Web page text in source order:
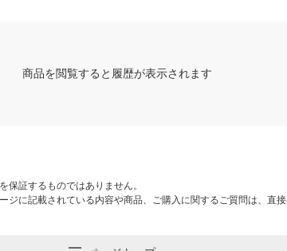
商品を閲覧すると履歴が表示されます
証するものではありません。
に記載されている内容や商品、ご購入に関するご質問は、直接